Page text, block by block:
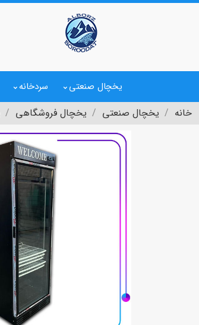
یخچال صنعتی سردخانه
خانه یخچال صنعتی یخچال فروشگاهی